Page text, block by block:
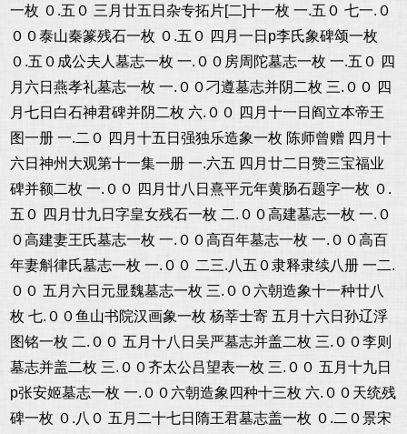
一枚 ０.五０ 三月廿五日杂专拓片[二]十一枚 一.五０ 七一.０
００泰山秦篆残石一枚 ０.五０ 四月一日p李氏象碑颂一枚
０.五０成公夫人墓志一枚 一.００房周陀墓志一枚 一.五０ 四
月六日燕孝礼墓志一枚 一.００刁遵墓志并阴二枚 三.００ 四
月七日白石神君碑并阴二枚 六.００ 四月十一日阎立本帝王
图一册 一.二０ 四月十五日强独乐造象一枚 陈师曾赠 四月十
六日神州大观第十一集一册 一.六五 四月廿二日赞三宝福业
碑并额二枚 一.００ 四月廿八日熹平元年黄肠石题字一枚 ０.
五０ 四月廿九日字皇女残石一枚 二.００高建墓志一枚 一.０
０高建妻王氏墓志一枚 一.００高百年墓志一枚 一.００高百
年妻斛律氏墓志一枚 一.００ 二三.八五０隶释隶续八册 一二.
００ 五月六日元显魏墓志一枚 三.００六朝造象十一种廿八
枚 七.００鱼山书院汉画象一枚 杨莘士寄 五月十六日孙辽浮
图铭一枚 二.００ 五月十八日吴严墓志并盖二枚 三.００李则
墓志并盖二枚 三.００齐太公吕望表一枚 三.００ 五月十九日
p张安姬墓志一枚 一.００六朝造象四种十三枚 六.００天统残
碑一枚 ０.八０ 五月二十七日隋王君墓志盖一枚 ０.二０景宋